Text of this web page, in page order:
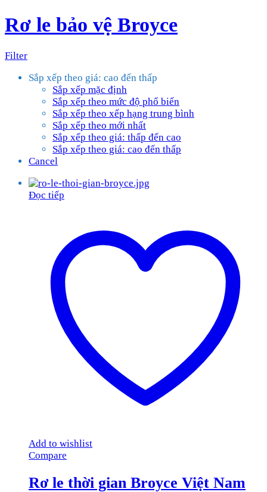
Rơ le bảo vệ Broyce
Filter
Sắp xếp theo giá: cao đến thấp
Sắp xếp mặc định
Sắp xếp theo mức độ phổ biến
Sắp xếp theo xếp hạng trung bình
Sắp xếp theo mới nhất
Sắp xếp theo giá: thấp đến cao
Sắp xếp theo giá: cao đến thấp
Cancel
Đọc tiếp
Add to wishlist
Compare
Rơ le thời gian Broyce Việt Nam